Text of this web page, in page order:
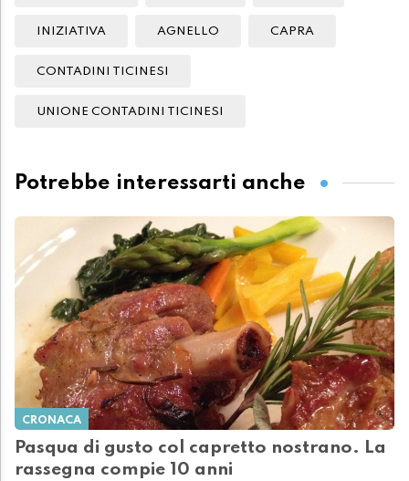
INIZIATIVA AGNELLO CAPRA
CONTADINI TICINESI
UNIONE CONTADINI TICINESI
Potrebbe interessarti anche
CRONACA
Pasqua di gusto col capretto nostrano. La
rassegna compie 10 anni